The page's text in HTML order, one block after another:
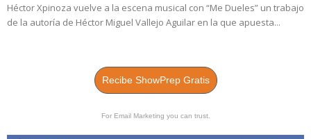
Héctor Xpinoza vuelve a la escena musical con “Me Dueles” un trabajo
de la autoría de Héctor Miguel Vallejo Aguilar en la que apuesta...
Recibe ShowPrep Gratis
For Email Marketing you can trust.